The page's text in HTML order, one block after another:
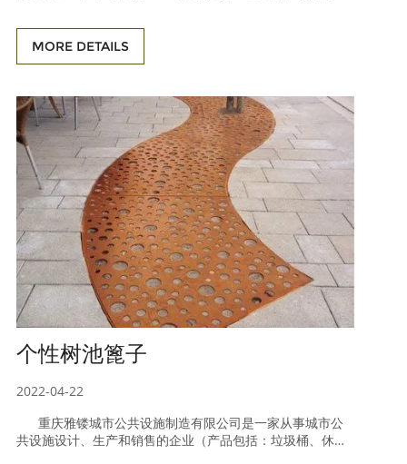
材、儿童游乐设施等）。产品销往中国、港澳台，以及出口
到欧美、大洋洲、东南亚等地区。多年来，借鉴成功的生产
MORE DETAILS
个性树池篦子
2022-04-22
重庆雅镂城市公共设施制造有限公司是一家从事城市公
共设施设计、生产和销售的企业（产品包括：垃圾桶、休闲